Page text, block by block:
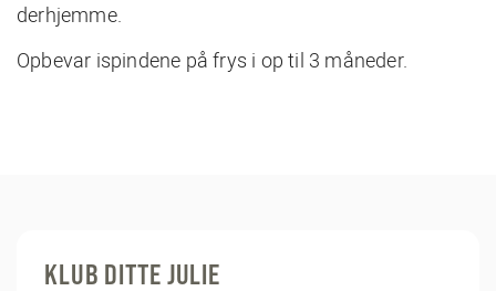
derhjemme.
Opbevar ispindene på frys i op til 3 måneder.
KLUB DITTE JULIE